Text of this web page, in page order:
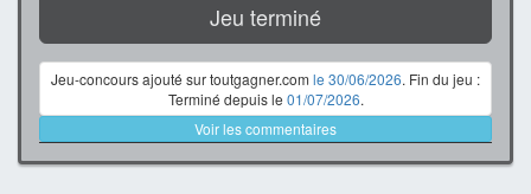
Jeu terminé
Jeu-concours ajouté sur toutgagner.com le 30/06/2026. Fin du jeu :
Terminé depuis le 01/07/2026.
Voir les commentaires